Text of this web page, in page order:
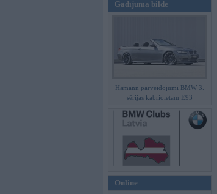
Gadījuma bilde
Hamann pārveidojumi BMW 3.
sērijas kabrioletam E93
Online